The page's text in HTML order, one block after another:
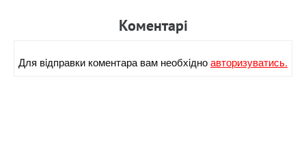
Коментарi
Для вiдправки коментара вам необхiдноавторизуватись.